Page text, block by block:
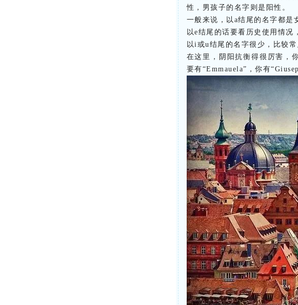
性，男孩子的名字则是阳性。
一般来说，以a结尾的名字都是
以e结尾的话要看历史使用情
以i或u结尾的名字很少，比较
在这里，阴阳抗衡得很厉害，
要有“Emmauela”，你有